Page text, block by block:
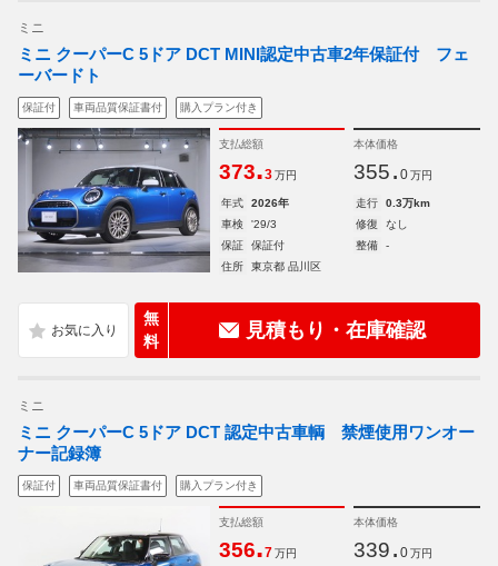
ミニ
ミニ クーパーC 5ドア DCT MINI認定中古車2年保証付 フェ
ーバードト
保証付 車両品質保証書付 購入プラン付き
支払総額
373.3 万円
本体価格
355. 0 万円
年式 2026年 走行
0.3万km
車検
'29/3 修復
なし
保証
保証付 整備
-
住所
東京都 品川区
無
料
見積もり・在庫確認
ミニ
ミニ クーパーC 5ドア DCT 認定中古車輌 禁煙使用ワンオー
ナー記録簿
保証付 車両品質保証書付 購入プラン付き
支払総額
356.7 万円
本体価格
339. 0 万円